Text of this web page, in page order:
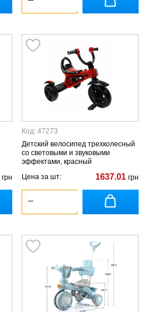
грн
Код: 47273
Детский велосипед трехколесный
со световыми и звуковыми
эффектами, красный
Цена за шт:
1637.01 грн